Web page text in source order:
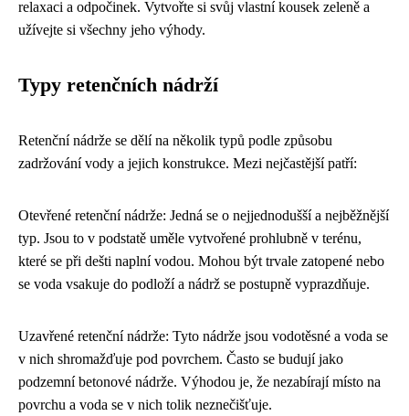
relaxaci a odpočinek. Vytvořte si svůj vlastní kousek zeleně a
užívejte si všechny jeho výhody.
Typy retenčních nádrží
Retenční nádrže se dělí na několik typů podle způsobu
zadržování vody a jejich konstrukce. Mezi nejčastější patří:
Otevřené retenční nádrže: Jedná se o nejjednodušší a nejběžnější
typ. Jsou to v podstatě uměle vytvořené prohlubně v terénu,
které se při dešti naplní vodou. Mohou být trvale zatopené nebo
se voda vsakuje do podloží a nádrž se postupně vyprazdňuje.
Uzavřené retenční nádrže: Tyto nádrže jsou vodotěsné a voda se
v nich shromažďuje pod povrchem. Často se budují jako
podzemní betonové nádrže. Výhodou je, že nezabírají místo na
povrchu a voda se v nich tolik neznečišťuje.